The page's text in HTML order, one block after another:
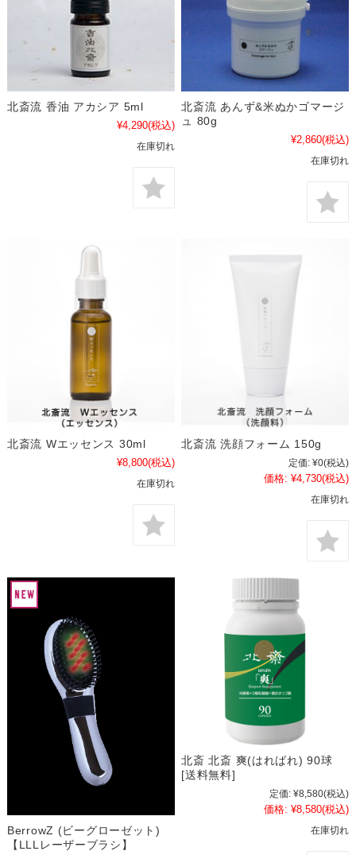
北斎流 香油 アカシア 5ml
¥4,290(税込)
在庫切れ
北斎流 あんず&米ぬかゴマージ
ュ 80g
¥2,860(税込)
在庫切れ
北斎流 Wエッセンス 30ml
¥8,800(税込)
在庫切れ
北斎流 洗顔フォーム 150g
定価: ¥0(税込)
価格: ¥4,730(税込)
在庫切れ
BerrowZ (ビーグローゼット)
【LLLレーザーブラシ】
北斎 北斎 爽(はればれ) 90球
[送料無料]
定価: ¥8,580(税込)
価格: ¥8,580(税込)
在庫切れ